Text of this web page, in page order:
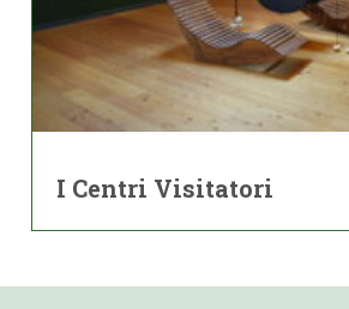
I Centri Visitatori